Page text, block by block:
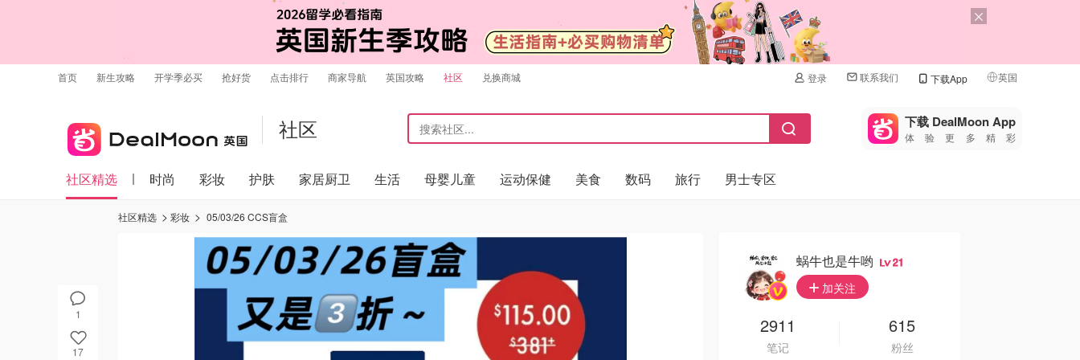
首页 新生攻略 开学季必买 抢好货 点击排行 商家导航 英国攻略 社区 兑换商城 登录 联系我们 下载App 英国
🇺🇸
🇨🇳 中国
🇮🇹
社区 下载 DealMoon App
体验更多精彩
社区精选 时尚 彩妆 护肤 家居厨卫 生活 母婴儿童 运动保健 美食 数码 旅行 男士专区
1
17
社区精选 彩妆 05/03/26 CCS盲盒
蜗牛也是牛哟 21
加关注
2911
笔记
615
粉丝